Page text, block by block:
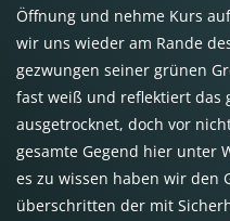
Öffnung und nehme Kurs
wir uns wieder am Rande
gezwungen seiner grünen
fast weiß und reflektiert das
ausgetrocknet, doch vor
gesamte Gegend hier unter
es zu wissen haben wir den
überschritten der mit